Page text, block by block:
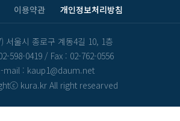
이용약관 개인정보처리방침
서울시 종로구 계동4길 10, 1층
598-0419 / Fax : 02-762-0556
mail : kaup1@daum.net
kura.kr All right researved